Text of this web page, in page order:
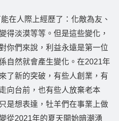
在人際上經歷了：化敵為友、
得淡漠等等。但是這些變化，
你們來說，利益永遠是第一位
自然就會產生變化。在2021年
了新的突破，有些人創業，有
向台前，也有些人放棄老本
是想表達，牡羊們在事業上做
從2021年的夏天開始暗潮湧